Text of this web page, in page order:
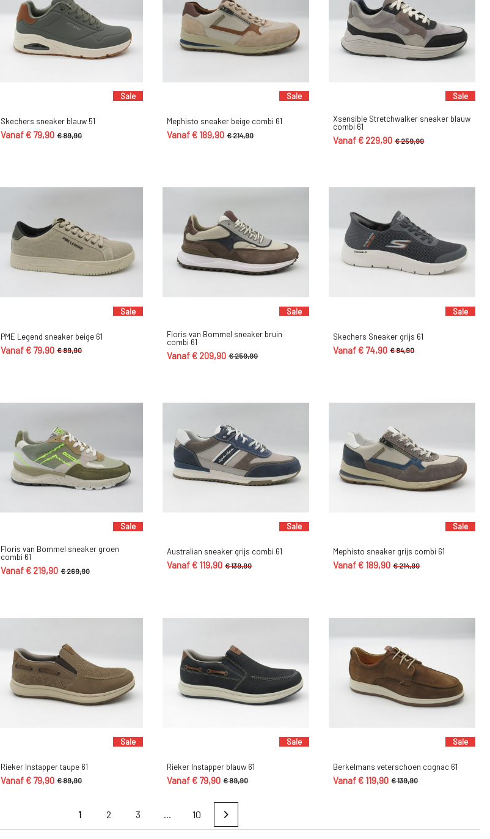
Sale
Skechers sneaker blauw 51
Vanaf € 79,90 € 89,90
Sale
Mephisto sneaker beige combi 61
Vanaf € 189,90 € 214,90
Sale
Xsensible Stretchwalker sneaker blauw
combi 61
Vanaf € 229,90 € 259,90
Sale
PME Legend sneaker beige 61
Vanaf € 79,90 € 89,90
Sale
Floris van Bommel sneaker bruin
combi 61
Vanaf € 209,90 € 259,90
Sale
Skechers Sneaker grijs 61
Vanaf € 74,90 € 84,90
Sale
Floris van Bommel sneaker groen
combi 61
Vanaf € 219,90 € 269,90
Sale
Australian sneaker grijs combi 61
Vanaf € 119,90 € 139,90
Sale
Mephisto sneaker grijs combi 61
Vanaf € 189,90 € 214,90
Sale
Rieker Instapper taupe 61
Vanaf € 79,90 € 89,90
Sale
Rieker Instapper blauw 61
Vanaf € 79,90 € 89,90
Sale
Berkelmans veterschoen cognac 61
Vanaf € 119,90 € 139,90
1 2 3 ... 10